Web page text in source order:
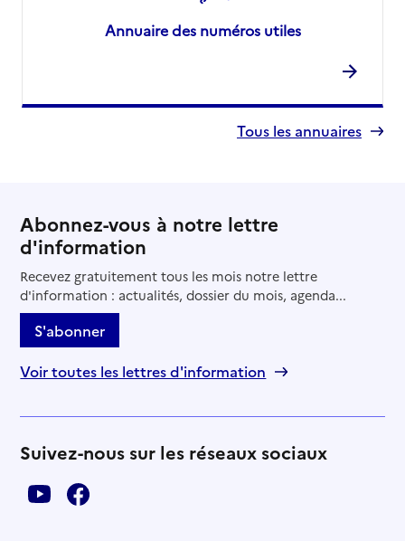
Annuaire des numéros utiles
Tous les annuaires
Abonnez-vous à notre lettre
d'information
Recevez gratuitement tous les mois notre lettre
d'information : actualités, dossier du mois, agenda...
S'abonner
Voir toutes les lettres d'information
Suivez-nous sur les réseaux sociaux